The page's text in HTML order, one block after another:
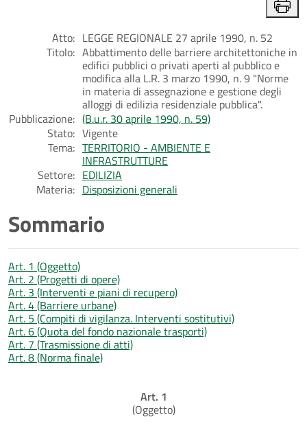
Atto: LEGGE REGIONALE 27 aprile 1990, n. 52
Titolo: Abbattimento delle barriere architettoniche in
edifici pubblici o privati aperti al pubblico e
modifica alla L.R. 3 marzo 1990, n. 9 "Norme
in materia di assegnazione e gestione degli
alloggi di edilizia residenziale pubblica".
Pubblicazione: (B.u.r. 30 aprile 1990, n. 59)
Stato: Vigente
Tema: TERRITORIO - AMBIENTE E
INFRASTRUTTURE
Settore: EDILIZIA
Materia: Disposizioni generali
Sommario
Art. 1 (Oggetto)
Art. 2 (Progetti di opere)
Art. 3 (Interventi e piani di recupero)
Art. 4 (Barriere urbane)
Art. 5 (Compiti di vigilanza. Interventi sostitutivi)
Art. 6 (Quota del fondo nazionale trasporti)
Art. 7 (Trasmissione di atti)
Art. 8 (Norma finale)
Art. 1
(Oggetto)